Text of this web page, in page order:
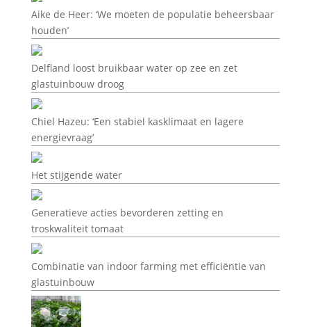
Aike de Heer: ‘We moeten de populatie beheersbaar
houden’
Delfland loost bruikbaar water op zee en zet
glastuinbouw droog
Chiel Hazeu: ‘Een stabiel kasklimaat en lagere
energievraag’
Het stijgende water
Generatieve acties bevorderen zetting en
troskwaliteit tomaat
Combinatie van indoor farming met efficiëntie van
glastuinbouw